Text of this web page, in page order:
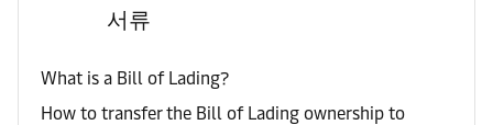
서류
What is a Bill of Lading?
How to transfer the Bill of Lading ownership to